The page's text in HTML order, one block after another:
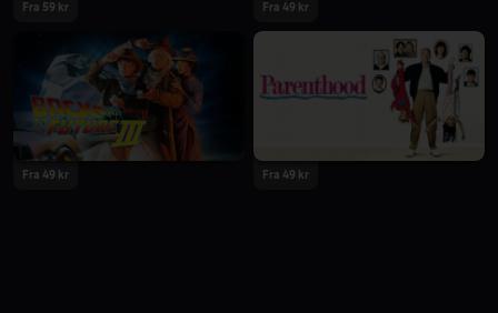
Fra 59 kr Fra 49 kr
Fra 49 kr Fra 49 kr